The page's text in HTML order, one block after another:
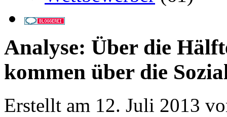
Analyse: Über die
kommen über die
Erstellt am 12. Juli 2013